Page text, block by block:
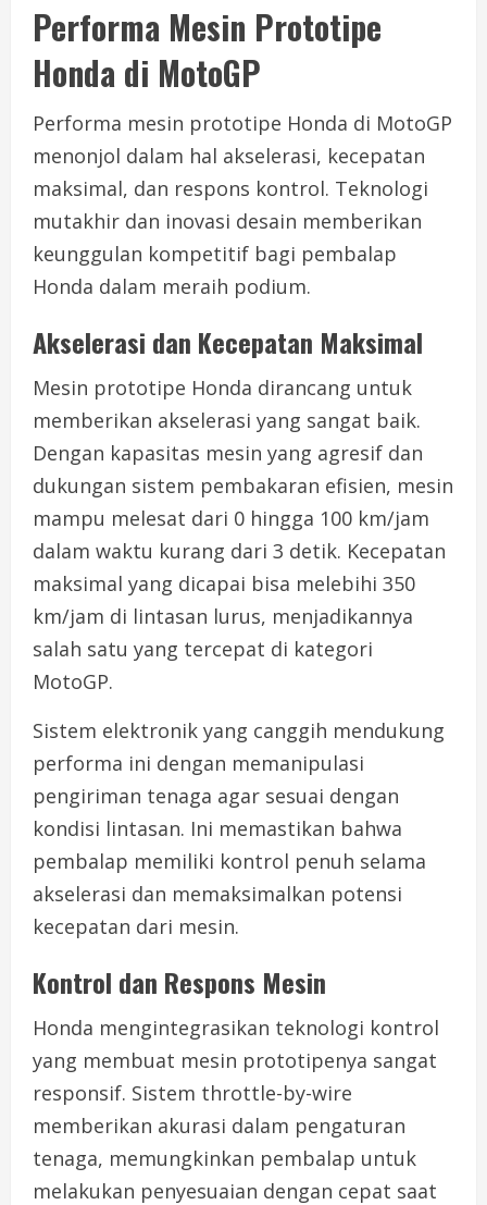
Performa Mesin Prototipe
Honda di MotoGP
Performa mesin prototipe Honda di MotoGP
menonjol dalam hal akselerasi, kecepatan
maksimal, dan respons kontrol. Teknologi
mutakhir dan inovasi desain memberikan
keunggulan kompetitif bagi pembalap
Honda dalam meraih podium.
Akselerasi dan Kecepatan Maksimal
Mesin prototipe Honda dirancang untuk
memberikan akselerasi yang sangat baik.
Dengan kapasitas mesin yang agresif dan
dukungan sistem pembakaran efisien, mesin
mampu melesat dari 0 hingga 100 km/jam
dalam waktu kurang dari 3 detik. Kecepatan
maksimal yang dicapai bisa melebihi 350
km/jam di lintasan lurus, menjadikannya
salah satu yang tercepat di kategori
MotoGP.
Sistem elektronik yang canggih mendukung
performa ini dengan memanipulasi
pengiriman tenaga agar sesuai dengan
kondisi lintasan. Ini memastikan bahwa
pembalap memiliki kontrol penuh selama
akselerasi dan memaksimalkan potensi
kecepatan dari mesin.
Kontrol dan Respons Mesin
Honda mengintegrasikan teknologi kontrol
yang membuat mesin prototipenya sangat
responsif. Sistem throttle-by-wire
memberikan akurasi dalam pengaturan
tenaga, memungkinkan pembalap untuk
melakukan penyesuaian dengan cepat saat